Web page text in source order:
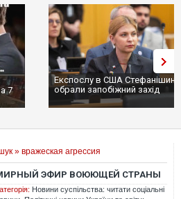
7
Експослу в США
обрали запобіжний захід
» вражеская агрессия
ЭФИР ВОЮЮЩЕЙ СТРАНЫ
Новини суспільства: читати соціальні